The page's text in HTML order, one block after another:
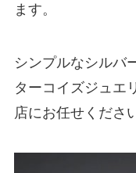
ます。
シンプルなシルバ
ターコイズジュエ
店にお任せくださ